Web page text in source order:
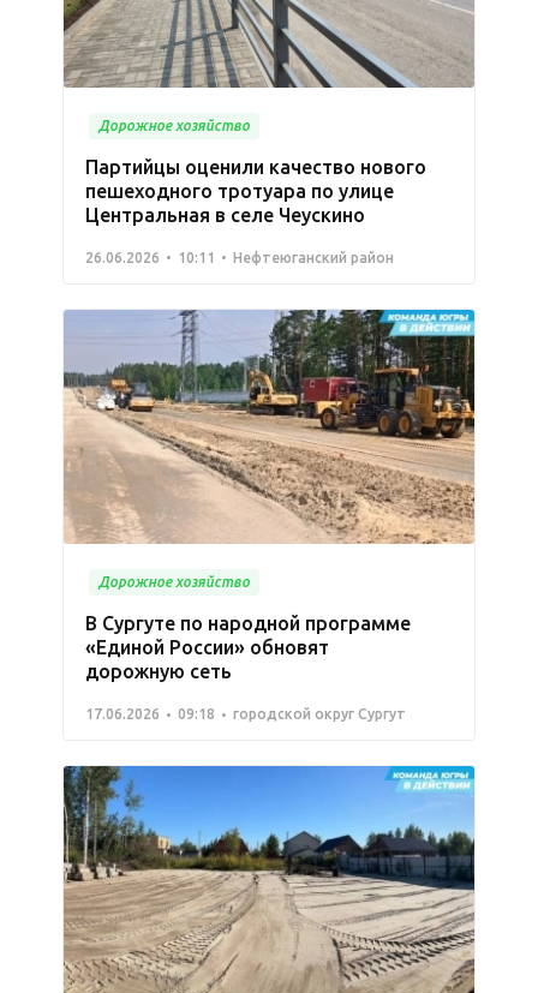
Дорожное хозяйство
Партийцы оценили качество нового
пешеходного тротуара по улице
Центральная в селе Чеускино
26.06.2026 10:11 Нефтеюганский район
Дорожное хозяйство
В Сургуте по народной программе
«Единой России» обновят
дорожную сеть
17.06.2026 09:18 городской округ Сургут